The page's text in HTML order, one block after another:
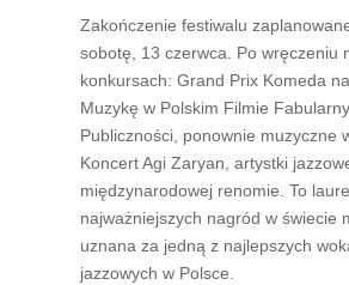
Zakończenie festiwalu
sobotę, 13 czerwca. Po wręczeniu
konkursach: Grand Prix Komeda
Muzykę w Polskim Filmie
Publiczności, ponownie muzyczne
Koncert Agi Zaryan, artystki
międzynarodowej renomie. To
najważniejszych nagród w świecie
uznana za jedną z najlepszych
jazzowych w Polsce.